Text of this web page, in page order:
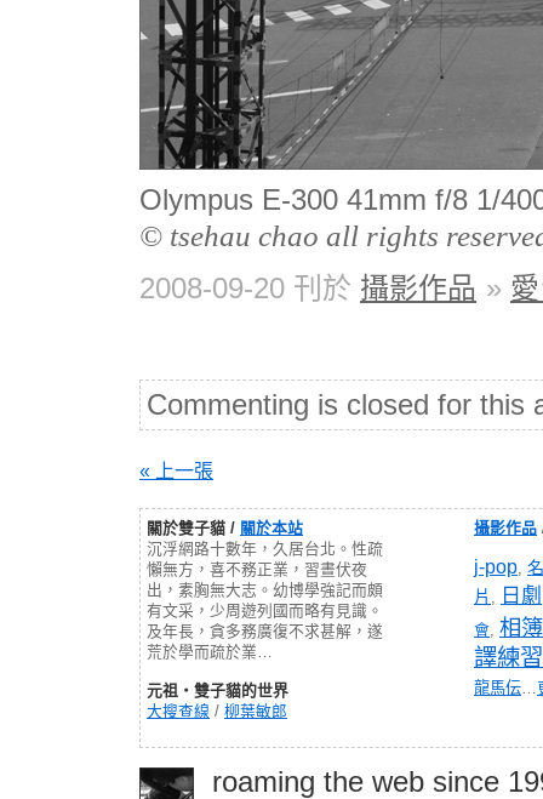
Olympus E-300 41mm f/8 1/
© tsehau chao all rights
2008-09-20 刊於 攝影作品 »
Commenting is closed for this
« 上一張
關於雙子貓 / 關於本站
沉浮網路十數年，久居台北。性疏
懶無方，喜不務正業，習晝伏夜
出，素胸無大志。幼博學強記而頗
有文采，少周遊列國而略有見識。
及年長，貪多務廣復不求甚解，遂
荒於學而疏於業…
元祖‧雙子貓的世界
大搜查線 / 柳葉敏郎
攝影作品
j-pop,
片 , 日劇
會, 相簿
譯練習
龍馬伝…
roaming the web since